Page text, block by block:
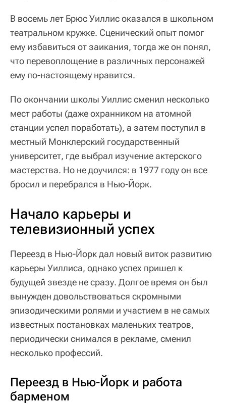
В восемь лет Брюс Уиллис оказался в школьном
театральном кружке. Сценический опыт помог
ему избавиться от заикания, тогда же он понял,
что перевоплощение в различных персонажей
ему по-настоящему нравится.
По окончании школы Уиллис сменил несколько
мест работы (даже охранником на атомной
станции успел поработать), а затем поступил в
местный Монклерский государственный
университет, где выбрал изучение актерского
мастерства. Но не доучился: в 1977 году он все
бросил и перебрался в Нью-Йорк.
Начало карьеры и
телевизионный успех
Переезд в Нью-Йорк дал новый виток развитию
карьеры Уиллиса, однако успех пришел к
будущей звезде не сразу. Долгое время он был
вынужден довольствоваться скромными
эпизодическими ролями и участием в не самых
известных постановках маленьких театров,
периодически снимался в рекламе, сменил
несколько профессий.
Переезд в Нью-Йорк и работа
барменом